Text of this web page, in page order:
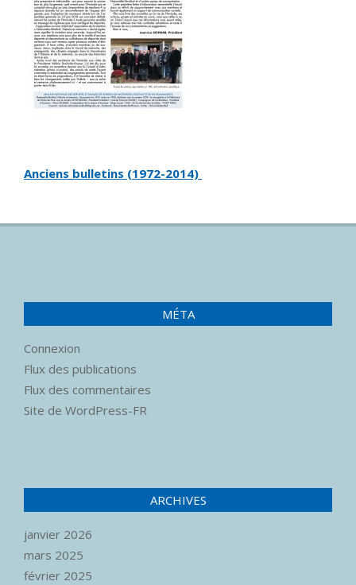
Anciens bulletins (1972-2014)
MÉTA
Connexion
Flux des publications
Flux des commentaires
Site de WordPress-FR
ARCHIVES
janvier 2026
mars 2025
février 2025